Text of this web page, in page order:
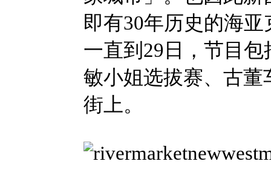
即有30年历史的海亚
一直到29日，节目
敏小姐选拔赛、古
街上。